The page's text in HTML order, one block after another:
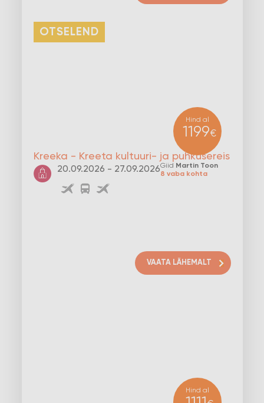
OTSELEND
Hind al
1199€
Kreeka - Kreeta kultuuri- ja puhkusereis
20.09.2026 - 27.09.2026Giid Martin Toon
8 vaba kohta
VAATA LÄHEMALT
Hind al